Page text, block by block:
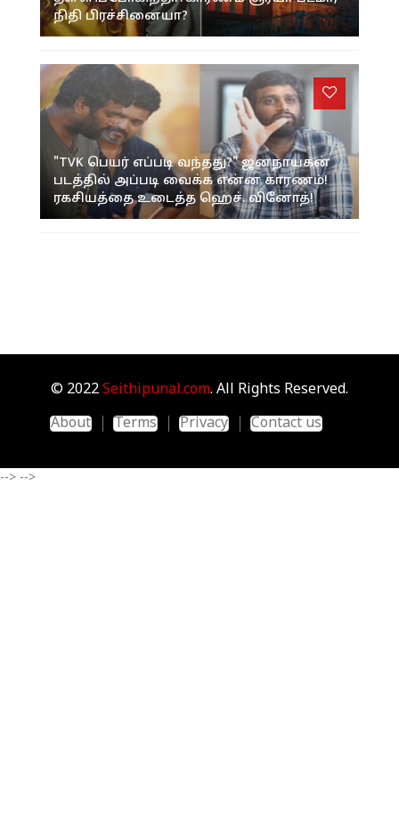
நிதி பிரச்சினையா?
"TVK பெயர் எப்படி வந்தது?" ஜனநாயகன்
படத்தில் அப்படி வைக்க என்ன காரணம்!
ரகசியத்தை உடைத்த ஹெச். வினோத்!
© 2022 Seithipunal.com. All Rights Reserved.
About
Terms Privacy Contact us
--> -->